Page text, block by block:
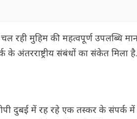
रही मुहिम की महत्वपूर्ण उपलब्धि
अंतरराष्ट्रीय संबंधों का संकेत
दुबई में रह रहे एक तस्कर के संपर्क में